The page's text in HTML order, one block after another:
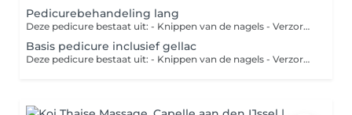
Pedicurebehandeling lang
Deze pedicure bestaat uit: - Knippen van de nagels - Verzorging van de nagelomgeving - Verwijderen van kleine oppervlaktes eelt - Frezen en polijsten van de nagels en voeten - Voetencrème en verzorgende nagelolie
Basis pedicure inclusief gellac
Deze pedicure bestaat uit: - Knippen van de nagels - Verzorging van de nagelomgeving - Verwijderen van kleine oppervlaktes eelt - Frezen en polijsten van de nagels en voeten - Voetencrème en verzorgende nagelolie